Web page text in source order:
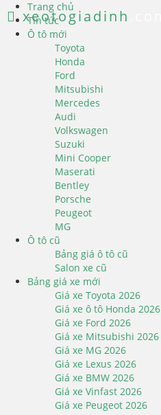
Trang chủ
Tin tức
Ô tô mới
Toyota
Honda
Ford
Mitsubishi
Mercedes
Audi
Volkswagen
Suzuki
Mini Cooper
Maserati
Bentley
Porsche
Peugeot
MG
Ô tô cũ
Bảng giá ô tô cũ
Salon xe cũ
Bảng giá xe mới
Giá xe Toyota 2026
Giá xe ô tô Honda 2026
Giá xe Ford 2026
Giá xe Mitsubishi 2026
Giá xe MG 2026
Giá xe Lexus 2026
Giá xe BMW 2026
Giá xe Vinfast 2026
Giá xe Peugeot 2026
xeotogiadinh